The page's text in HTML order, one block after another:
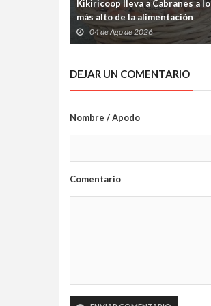
Kikiricoop lleva a Cabranes a lo
más alto de la alimentación
ecológica española
04 de Ago de 2026
DEJAR UN COMENTARIO
Nombre / Apodo
Comentario